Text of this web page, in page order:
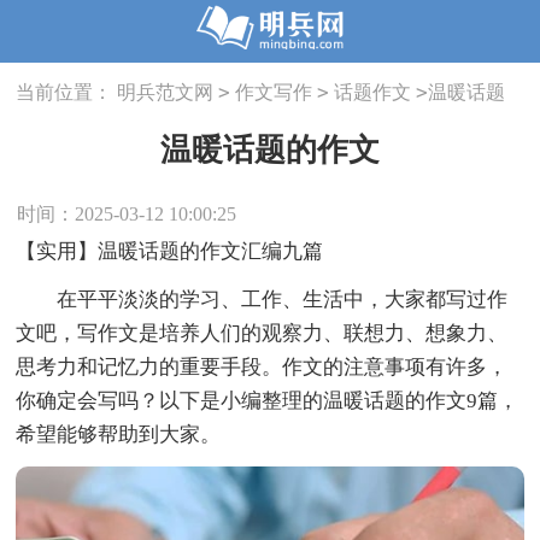
当前位置： 明兵范文网 > 作文写作 > 话题作文 >温暖话题
温暖话题的作文
时间：2025-03-12 10:00:25
【实用】温暖话题的作文汇编九篇
在平平淡淡的学习、工作、生活中，大家都写过作
文吧，写作文是培养人们的观察力、联想力、想象力、
思考力和记忆力的重要手段。作文的注意事项有许多，
你确定会写吗？以下是小编整理的温暖话题的作文9篇，
希望能够帮助到大家。